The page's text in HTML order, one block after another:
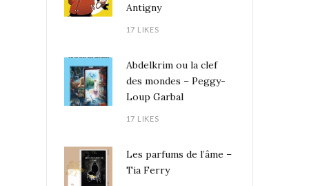
Antigny
17 LIKES
Abdelkrim ou la clef
des mondes – Peggy-
Loup Garbal
17 LIKES
Les parfums de l’âme –
Tia Ferry